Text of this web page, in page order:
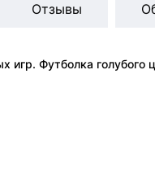
Футболка
Отзывы